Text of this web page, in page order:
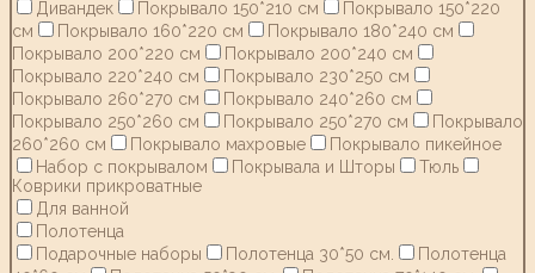
Дивандек
Покрывало 150*210 см
Покрывало 150*220
см
Покрывало 160*220 см
Покрывало 180*240 см
Покрывало 200*220 см
Покрывало 200*240 см
Покрывало 220*240 см
Покрывало 230*250 см
Покрывало 260*270 см
Покрывало 240*260 см
Покрывало 250*260 см
Покрывало 250*270 см
Покрывало
260*260 см
Покрывало махровые
Покрывало пикейное
Набор с покрывалом
Покрывала и Шторы
Тюль
Коврики прикроватные
Для ванной
Полотенца
Подарочные наборы
Полотенца 30*50 см.
Полотенца